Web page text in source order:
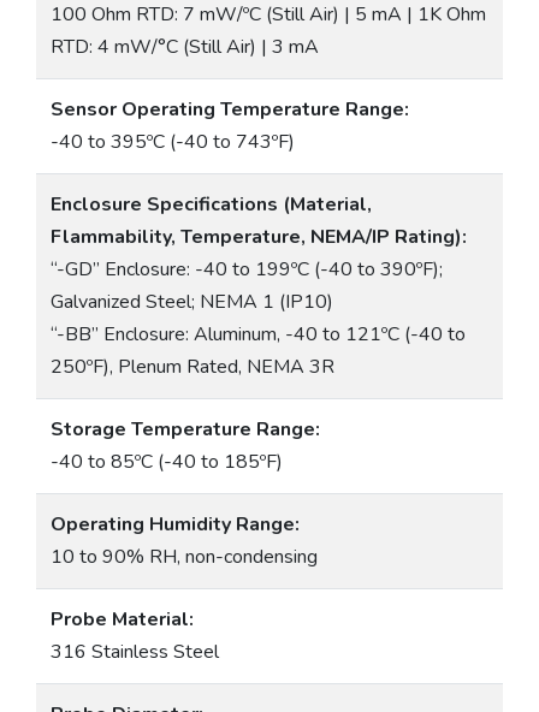
100 Ohm RTD: 7 mW/ºC (Still Air) | 5 mA | 1K Ohm
RTD: 4 mW/°C (Still Air) | 3 mA
Sensor Operating Temperature Range:
-40 to 395ºC (-40 to 743ºF)
Enclosure Specifications (Material,
Flammability, Temperature, NEMA/IP Rating):
“-GD” Enclosure: -40 to 199ºC (-40 to 390ºF);
Galvanized Steel; NEMA 1 (IP10)
“-BB” Enclosure: Aluminum, -40 to 121ºC (-40 to
250ºF), Plenum Rated, NEMA 3R
Storage Temperature Range:
-40 to 85ºC (-40 to 185ºF)
Operating Humidity Range:
10 to 90% RH, non-condensing
Probe Material:
316 Stainless Steel